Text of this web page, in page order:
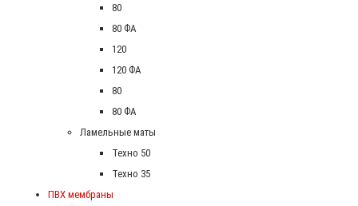
80
80 ФА
120
120 ФА
80
80 ФА
Ламельные маты
Техно 50
Техно 35
ПВХ мембраны